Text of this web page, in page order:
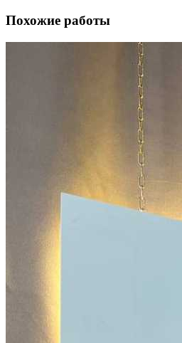
Похожие работы